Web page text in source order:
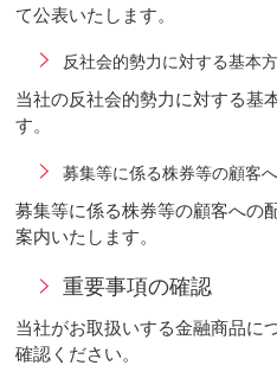
て公表いたします。
反社会的勢力に対する基本
当社の反社会的勢力に対する基
す。
募集等に係る株券等の顧客
募集等に係る株券等の顧客への
案内いたします。
重要事項の確認
当社がお取扱いする金融商品に
確認ください。